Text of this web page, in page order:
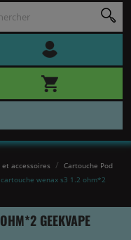
et accessoires
Cartouche Pod
cartouche wenax s3 1.2 ohm*2
GEEKVAPE